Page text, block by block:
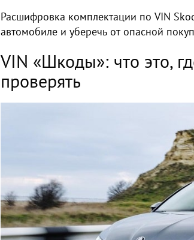
Расшифровка комплектации по VIN
автомобиле и уберечь от опасной
VIN «Шкоды»: что это,
проверять